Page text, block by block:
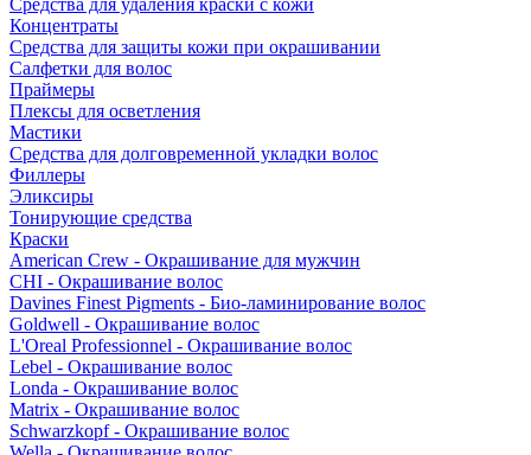
Средства для удаления краски с кожи
Концентраты
Средства для защиты кожи при окрашивании
Салфетки для волос
Праймеры
Плексы для осветления
Мастики
Средства для долговременной укладки волос
Филлеры
Эликсиры
Тонирующие средства
Краски
American Crew - Окрашивание для мужчин
CHI - Окрашивание волос
Davines Finest Pigments - Био-ламинирование волос
Goldwell - Окрашивание волос
L'Oreal Professionnel - Окрашивание волос
Lebel - Окрашивание волос
Londa - Окрашивание волос
Matrix - Окрашивание волос
Schwarzkopf - Окрашивание волос